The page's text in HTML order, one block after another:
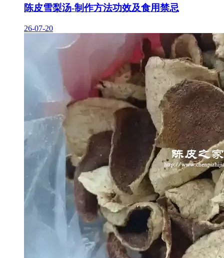
陈皮雪梨汤-制作方法功效及食用禁忌
26-07-20